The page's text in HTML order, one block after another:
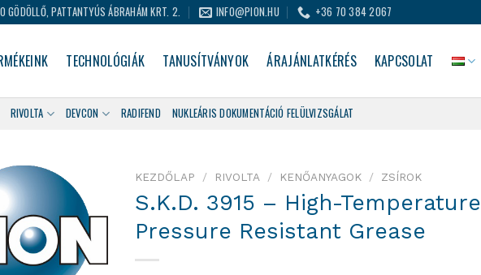
GÖDÖLLŐ, PATTANTYÚS ÁBRAHÁM KRT. 2. INFO@PION.HU +36 70 384 2067
TECHNOLÓGIÁK TANUSÍTVÁNYOK ÁRAJÁNLATKÉRÉS KAPCSOLAT
RIVOLTA DEVCON RADIFEND NUKLEÁRIS DOKUMENTÁCIÓ FELÜLVIZSGÁLAT
KEZDŐLAP / RIVOLTA / KENŐANYAGOK / ZSÍROK
S.K.D. 3915 – High-
Pressure Resistant Grease